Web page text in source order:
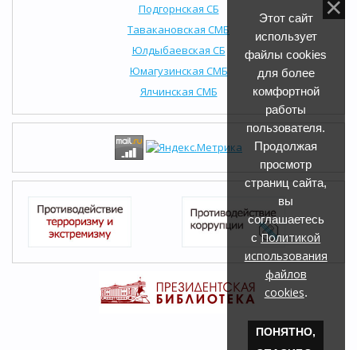
Подгорнская СБ
Тавакановская СМБ
Юлдыбаевская СБ
Юмагузинская СМБ
Ялчинская СМБ
Этот сайт
использует
файлы cookies
для более
комфортной
работы
пользователя.
Продолжая
просмотр
страниц сайта,
вы
соглашаетесь
сПолитикой
использования
файлов
cookies.
ПОНЯТНО,